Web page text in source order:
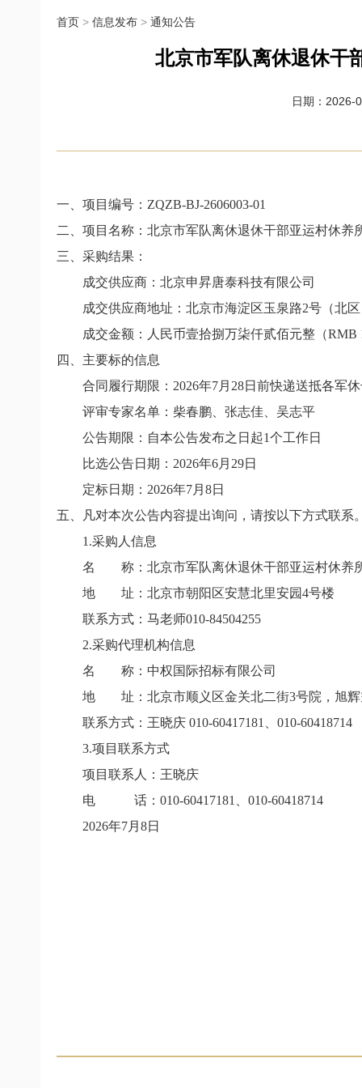
首页 > 信息发布 > 通知公告
北京市军队离休退休干
日期：2026-
一、项目编号： ZQZB-BJ-2606003-01
二、项目名称：北京市军队离休退休干部亚运村休养
三、采购结果：
成交供应商：北京申昇唐泰科技有限公司
成交供应商地址：北京市海淀区玉泉路2号（北
成交金额：人民币壹拾捌万柒仟贰佰元整（RMB
四、主要标的信息
合同履行期限： 2026年7月 28日前快递送抵各军
评审专家名单：柴春鹏、张志佳、吴志平
公告期限 ： 自本公告发布之日起1个工作日
比选公告日期：2026年6月29日
定标日期 ： 2026年7月 8日
五、凡对本次公告内容提出询问，请按以下方式联系
1.采购人信息
名 称：北京市军队离休退休干部亚运村休养
地 址： 北京市朝阳区安慧北里安园4号楼
联系方式： 马老师010-84504255
2.采购代理机构信息
名 称：中权国际招标有限公司
地 址：北京市顺义区金关北二街3号院，旭
联系方式：王晓庆 010-60417181
010-60418714
3.项目联系方式
项目联系人：王晓庆
电 话： 010-60417181
010-60418714
2026年7月 8日